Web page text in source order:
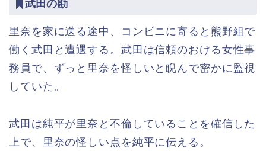
武田の勘
里奈を家に送る途中、コンビニに寄ると熊野組で
働く武田と遭遇する。武田は信頼のおける女性事
務員で、ずっと里奈を怪しいと睨んで密かに監視
していた。
武田は純平が里奈と不倫していることを確信した
上で、里奈の怪しい点を純平に伝える。